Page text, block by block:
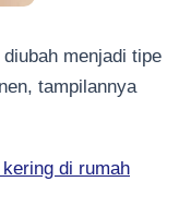
menjadi tipe
tampilannya
di rumah